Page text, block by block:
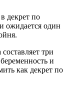
декрет по
ожидается один
три
и
как декрет по